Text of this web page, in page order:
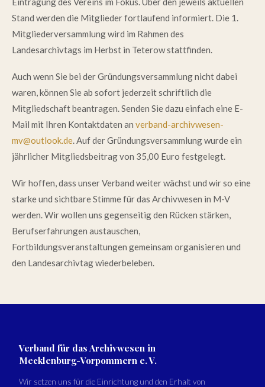
Stand werden die Mitglieder fortlaufend informiert. Die 1.
Mitgliederversammlung wird im Rahmen des
Landesarchivtags im Herbst in Teterow stattfinden.
Auch wenn Sie bei der Gründungsversammlung nicht dabei
waren, können Sie ab sofort jederzeit schriftlich die
Mitgliedschaft beantragen. Senden Sie dazu einfach eine E-
Mail mit Ihren Kontaktdaten an verband-archivwesen-
mv@outlook.de. Auf der Gründungsversammlung wurde ein
jährlicher Mitgliedsbeitrag von 35,00 Euro festgelegt.
Wir hoffen, dass unser Verband weiter wächst und wir so eine
starke und sichtbare Stimme für das Archivwesen in M-V
werden. Wir wollen uns gegenseitig den Rücken stärken,
Berufserfahrungen austauschen,
Fortbildungsveranstaltungen gemeinsam organisieren und
den Landesarchivtag wiederbeleben.
Verband für das Archivwesen in
Mecklenburg-Vorpommern e. V.
Wir setzen uns für die Einrichtung und den Erhalt von